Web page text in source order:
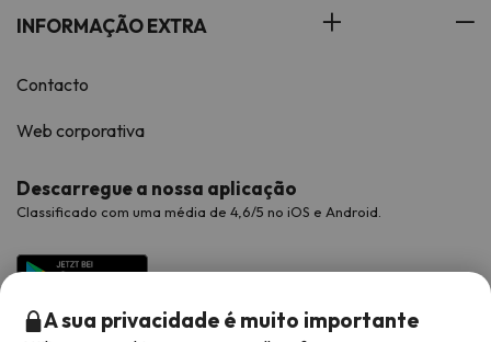
INFORMAÇÃO EXTRA
Contacto
Web corporativa
Descarregue a nossa aplicação
Classificado com uma média de 4,6/5 no iOS e Android.
A sua privacidade é muito importante